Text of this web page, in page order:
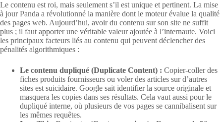
Le contenu est roi, mais seulement s’il est unique et pertinent. La mise
à jour Panda a révolutionné la manière dont le moteur évalue la qualité
des pages web. Aujourd’hui, avoir du contenu sur son site ne suffit
plus ; il faut apporter une véritable valeur ajoutée à l’internaute. Voici
les principaux facteurs liés au contenu qui peuvent déclencher des
pénalités algorithmiques :
Le contenu dupliqué (Duplicate Content) : Copier-coller des
fiches produits fournisseurs ou voler des articles sur d’autres
sites est suicidaire. Google sait identifier la source originale et
masquera les copies dans ses résultats. Cela vaut aussi pour le
dupliqué interne, où plusieurs de vos pages se cannibalisent sur
les mêmes requêtes.